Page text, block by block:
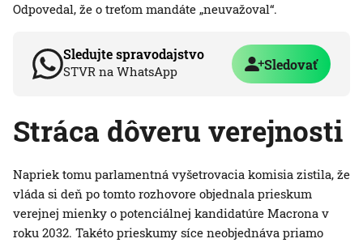
Odpovedal, že o treťom mandáte „neuvažoval“.
Sledujte spravodajstvo
STVR na WhatsApp Sledovať
Stráca dôveru verejnosti
Napriek tomu parlamentná vyšetrovacia komisia zistila, že
vláda si deň po tomto rozhovore objednala prieskum
verejnej mienky o potenciálnej kandidatúre Macrona v
roku 2032. Takéto prieskumy síce neobjednáva priamo